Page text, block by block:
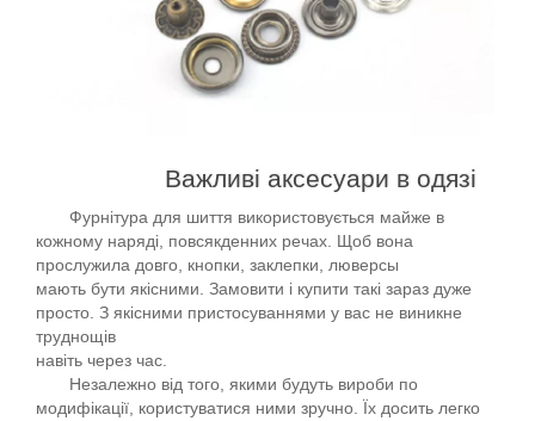
Важливі аксесуари в одязі
Фурнітура для шиття використовується майже в
кожному наряді, повсякденних речах. Щоб вона
прослужила довго, кнопки, заклепки, люверсы
мають бути якісними. Замовити і купити такі зараз дуже
просто. З якісними пристосуваннями у вас не виникне
труднощів
навіть через час.
Незалежно від того, якими будуть вироби по
модифікації, користуватися ними зручно. Їх досить легко